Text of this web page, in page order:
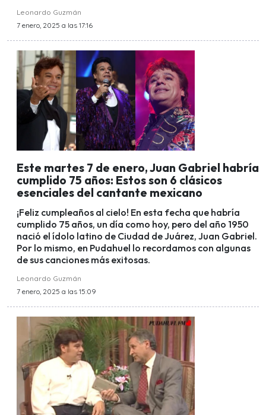
Leonardo Guzmán
7 enero, 2025 a las 17:16
Este martes 7 de enero, Juan Gabriel habría
cumplido 75 años: Estos son 6 clásicos
esenciales del cantante mexicano
¡Feliz cumpleaños al cielo! En esta fecha que habría
cumplido 75 años, un día como hoy, pero del año 1950
nació el ídolo latino de Ciudad de Juárez, Juan Gabriel.
Por lo mismo, en Pudahuel lo recordamos con algunas
de sus canciones más exitosas.
Leonardo Guzmán
7 enero, 2025 a las 15:09